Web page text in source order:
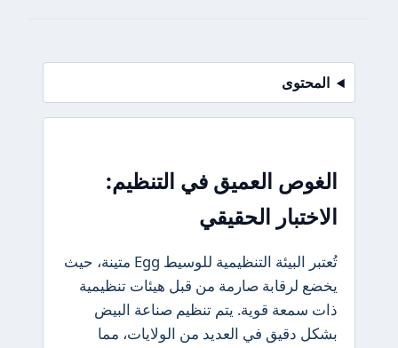
المحتوى
الغوص العميق في التنظيم:
الاختبار الحقيقي
تُعتبر البيئة التنظيمية للوسيط Egg متينة، حيث
يخضع لرقابة صارمة من قبل هيئات تنظيمية
ذات سمعة قوية. يتم تنظيم صناعة البيض
بشكل دقيق في العديد من الولايات، مما